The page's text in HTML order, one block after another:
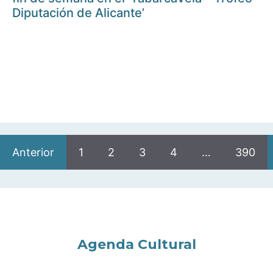
Diputación de Alicante’
Anterior 1 2 3 4 … 390
Agenda Cultural